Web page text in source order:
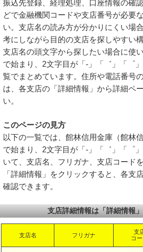
振込先登録、経理処理、口座情報の確
どで金融機関コードや支店番号が必要
い。支店名の読み方が分かりにくい場
考にしながら目的の支店を探しやすい
支店名の頭文字から探したい場合に使
で始まり、2文字目が「-」「゛」「゜
覧でまとめています。住所や電話番号
は、各支店の「詳細情報」から詳細ペ
い。
このページの見方
以下の一覧では、館林信用金庫（館林
で始まり、2文字目が「-」「゛」「゜
いて、支店名、フリガナ、支店コード
「詳細情報」をクリックすると、各支
確認できます。
支店詳細情報は「詳細情報
支店名 フリガナ
支
コ